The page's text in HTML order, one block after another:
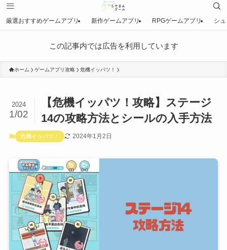
厳選おすすめゲームアプリ 新作ゲームアプリ RPGゲームアプリ シ
この記事内では広告を利用しています
ホーム ゲームアプリ攻略 危機イッパツ！
【危機イッパツ！攻略】ステージ
14の攻略方法とシールの入手方法
2024
1/02
危機イッパツ！ 2024年1月2日